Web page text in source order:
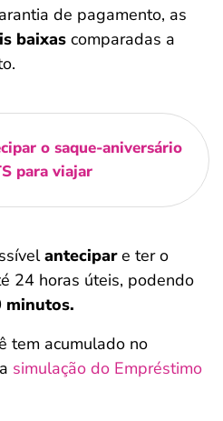
de pagamento, as
baixas comparadas a
o saque-aniversário
para viajar
antecipare ter o
24 horas úteis, podendo
minutos.
tem acumulado no
simulação do Empréstimo